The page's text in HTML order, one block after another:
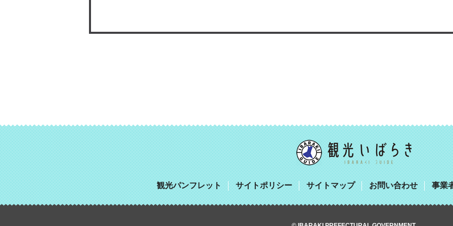
観光パンフレット サイトポリシー サイトマップ お問い合わせ 事業